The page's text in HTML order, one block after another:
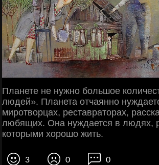
Планете не нужно большое
людей». Планета отчаянно
миротворцах, реставраторах,
любящих. Она нуждается в людях,
которыми хорошо жить.
3 0 0